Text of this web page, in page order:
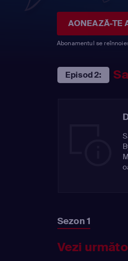
AONEAZĂ-TE
Abonamentul se
Episod 2:
Sezon 1
Vezi